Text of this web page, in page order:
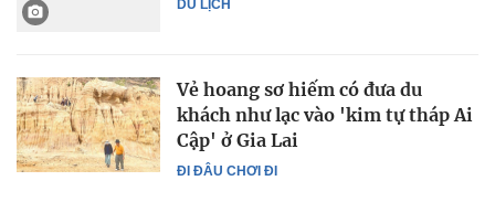
DU LỊCH
ĐI ĐÂU CHƠI ĐI
Vẻ hoang sơ hiếm có đưa du
khách như lạc vào 'kim tự tháp Ai
Cập' ở Gia Lai